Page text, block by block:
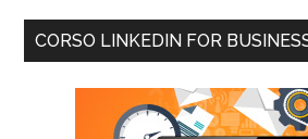
CORSO LINKEDIN FOR